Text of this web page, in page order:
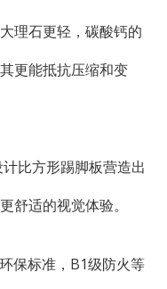
理石更轻，碳酸钙的
更能抵抗压缩和变
比方形踢脚板营造出
舒适的视觉体验。
保标准，B1级防火等